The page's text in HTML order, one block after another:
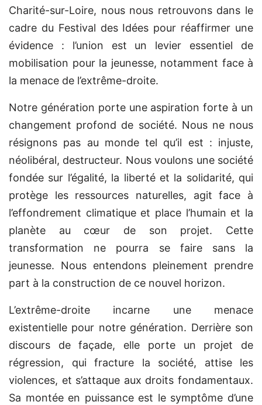
Charité-sur-Loire, nous nous retrouvons dans le
cadre du Festival des Idées pour réaffirmer une
évidence : l’union est un levier essentiel de
mobilisation pour la jeunesse, notamment face à
la menace de l’extrême-droite.
Notre génération porte une aspiration forte à un
changement profond de société. Nous ne nous
résignons pas au monde tel qu’il est : injuste,
néolibéral, destructeur. Nous voulons une société
fondée sur l’égalité, la liberté et la solidarité, qui
protège les ressources naturelles, agit face à
l’effondrement climatique et place l’humain et la
planète au cœur de son projet. Cette
transformation ne pourra se faire sans la
jeunesse. Nous entendons pleinement prendre
part à la construction de ce nouvel horizon.
L’extrême-droite incarne une menace
existentielle pour notre génération. Derrière son
discours de façade, elle porte un projet de
régression, qui fracture la société, attise les
violences, et s’attaque aux droits fondamentaux.
Sa montée en puissance est le symptôme d’une